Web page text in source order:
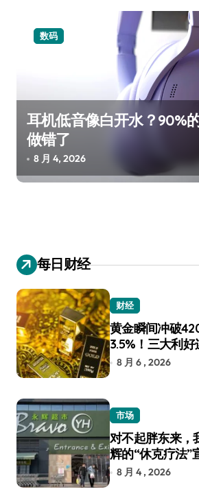
数码
耳机低音像白开水？90%
做错了
8 月 4, 2026
每日财经
财经
黄金瞬间冲破
3.5%！三大利
8 月 6 , 2026
市场
对不起胖东来
辉的“休克疗法”
8 月 4 , 2026